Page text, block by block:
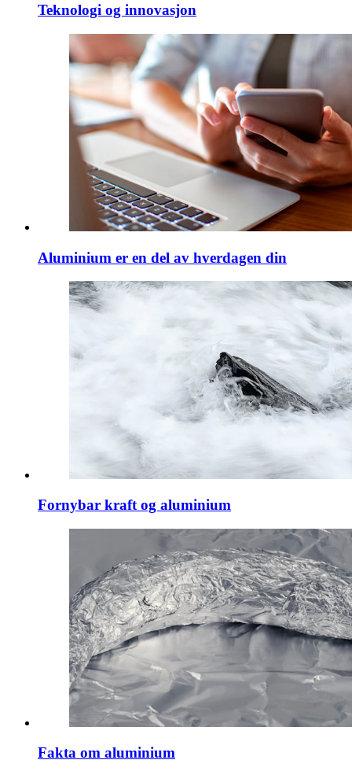
Teknologi og innovasjon
Aluminium er en del av hverdagen din
Fornybar kraft og aluminium
Fakta om aluminium